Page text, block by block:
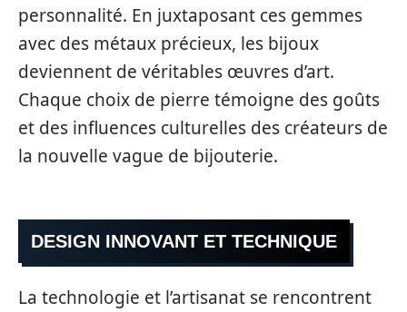
personnalité. En juxtaposant ces gemmes
avec des métaux précieux, les bijoux
deviennent de véritables œuvres d’art.
Chaque choix de pierre témoigne des goûts
et des influences culturelles des créateurs de
la nouvelle vague de bijouterie.
DESIGN INNOVANT ET TECHNIQUE
La technologie et l’artisanat se rencontrent